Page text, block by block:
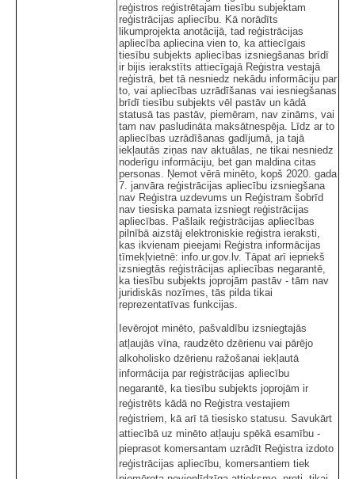
reģistros reģistrētajam tiesību subjektam
reģistrācijas apliecību. Kā norādīts
likumprojekta anotācijā, tad reģistrācijas
apliecība apliecina vien to, ka attiecīgais
tiesību subjekts apliecības izsniegšanas brīdī
ir bijis ierakstīts attiecīgajā Reģistra vestajā
reģistrā, bet tā nesniedz nekādu informāciju par
to, vai apliecības uzrādīšanas vai iesniegšanas
brīdī tiesību subjekts vēl pastāv un kādā
statusā tas pastāv, piemēram, nav zināms, vai
tam nav pasludināta maksātnespēja. Līdz ar to
apliecības uzrādīšanas gadījumā, ja tajā
iekļautās ziņas nav aktuālas, ne tikai nesniedz
noderīgu informāciju, bet gan maldina citas
personas. Ņemot vērā minēto, kopš 2020. gada
7. janvāra reģistrācijas apliecību izsniegšana
nav Reģistra uzdevums un Reģistram šobrīd
nav tiesiska pamata izsniegt reģistrācijas
apliecības. Pašlaik reģistrācijas apliecības
pilnībā aizstāj elektroniskie reģistra ieraksti,
kas ikvienam pieejami Reģistra informācijas
tīmekļvietnē: info.ur.gov.lv. Tāpat arī iepriekš
izsniegtās reģistrācijas apliecības negarantē,
ka tiesību subjekts joprojām pastāv - tām nav
juridiskās nozīmes, tās pilda tikai
reprezentatīvas funkcijas.
Ievērojot minēto, pašvaldību izsniegtajās
atļaujās vīna, raudzēto dzērienu vai pārējo
alkoholisko dzērienu ražošanai iekļautā
informācija par reģistrācijas apliecību
negarantē, ka tiesību subjekts joprojām ir
reģistrēts kādā no Reģistra vestajiem
reģistriem, kā arī tā tiesisko statusu. Savukārt
attiecībā uz minēto atļauju spēkā esamību -
pieprasot komersantam uzrādīt Reģistra izdoto
reģistrācijas apliecību, komersantiem tiek